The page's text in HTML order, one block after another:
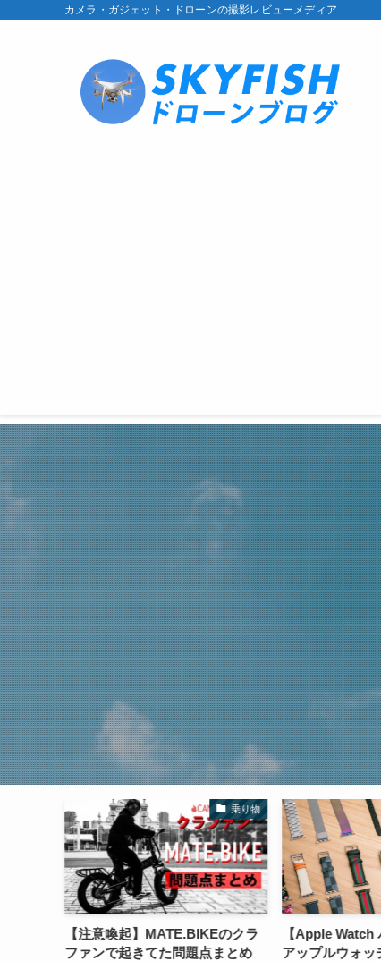
カメラ・ガジェット・ドローンの撮影レビューメディア
乗り物
【注意喚起】MATE.BIKEのクラ
ファンで起きてた問題点まとめ
【Apple Watch
アップルウォッ